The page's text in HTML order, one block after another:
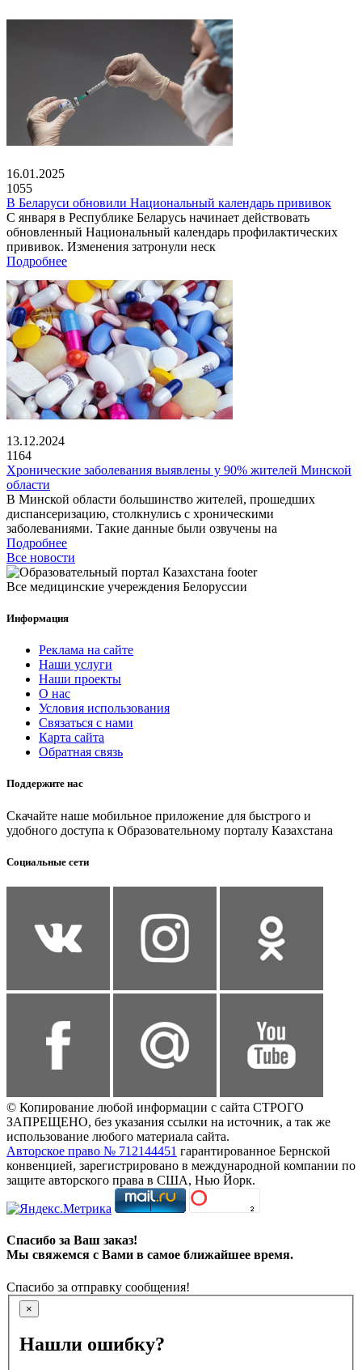
16.01.2025
1055
В Беларуси обновили Национальный календарь прививок
С января в Республике Беларусь начинает действовать
обновленный Национальный календарь профилактических
прививок. Изменения затронули неск
Подробнее
13.12.2024
1164
Хронические заболевания выявлены у 90% жителей Минской
области
В Минской области большинство жителей, прошедших
диспансеризацию, столкнулись с хроническими
заболеваниями. Такие данные были озвучены на
Подробнее
Все новости
Все медицинские учереждения Белоруссии
Информация
Реклама на сайте
Наши услуги
Наши проекты
О нас
Условия использования
Связаться с нами
Карта сайта
Обратная связь
Поддержите нас
Скачайте наше мобильное приложение для быстрого и
удобного доступа к Образовательному порталу Казахстана
Социальные сети
© Копирование любой информации с сайта СТРОГО
ЗАПРЕЩЕНО, без указания ссылки на источник, а так же
использование любого материала сайта.
Авторское право № 712144451 гарантированное Бернской
конвенцией, зарегистрировано в международной компании по
защите авторского права в США, Нью Йорк.
Спасибо за Ваш заказ!
Мы свяжемся с Вами в самое ближайшее время.
Спасибо за отправку сообщения!
×
Нашли ошибку?